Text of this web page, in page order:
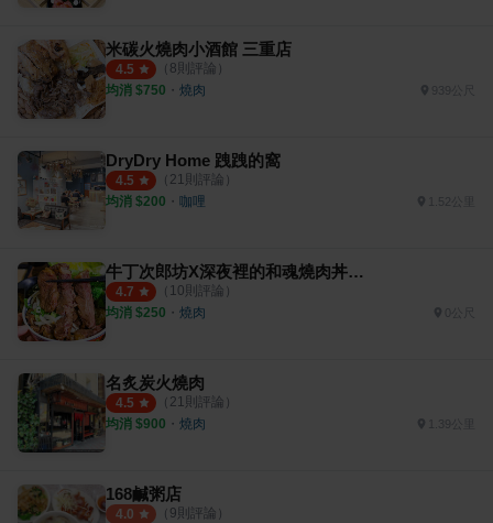
米碳火燒肉小酒館 三重店
4.5 （ 8則評論）
均消 $750 ・ 燒肉
DryDry Home 跩跩的窩
4.5 （ 21則評論）
均消 $200 ・ 咖哩 1.52公里
牛丁次郎坊X深夜裡的和魂燒肉丼X三重支店
4.7 （ 10則評論）
均消 $250 ・ 燒肉
名炙炭火燒肉
4.5 （ 21則評論）
均消 $900 ・ 燒肉 1.39公里
168鹹粥店
4.0 （ 9則評論）